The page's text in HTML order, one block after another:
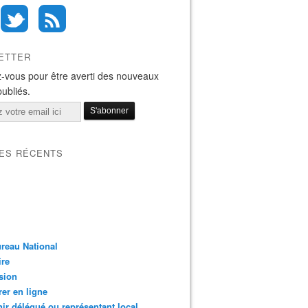
vous pour être averti des nouveaux
RÉCENTS
National
en ligne